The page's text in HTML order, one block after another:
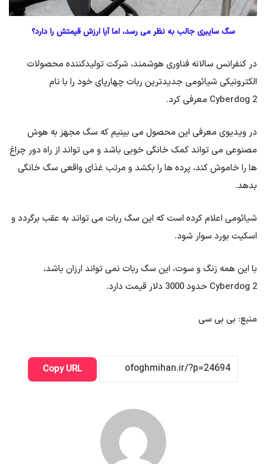
سگ سایبری جالب به نظر می رسد، اما آیا ارزش قیمتش را دارد؟
در کنفرانس سالانه فناوری هوشمند، شرکت تولیدکننده محصولات
الکترونیکی شیائومی جدیدترین ربات چهارپای خود را با نام
Cyberdog 2 معرفی کرد.
در ویدیوی معرفی این محصول می بینیم که سگ مجهز به هوش
مصنوعی می تواند کمک خانگی خوبی باشد و می تواند از راه دور چراغ
ها را خاموش کند، پرده ها را بکشد و مرتب غذای واقعی سگ خانگی
بدهد.
شیائومی اعلام کرده است که این سگ ربات می تواند به عقب برگردد و
اسکیت بورد سوار شود.
با این همه زنگ و سوت، این سگ ربات نمی تواند ارزان باشد،
Cyberdog 2 حدود 3000 دلار قیمت دارد.
منبع: بی بی سی
Copy URL